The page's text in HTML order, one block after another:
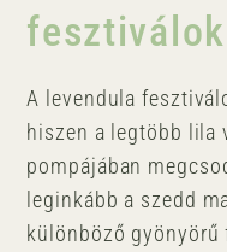
A levendula
hiszen a legtöbb lila
pompájában
leginkább a szedd
különböző gyönyörű